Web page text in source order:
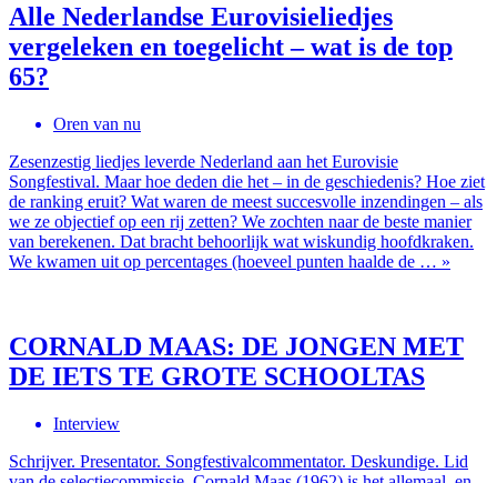
Alle Nederlandse Eurovisieliedjes
vergeleken en toegelicht – wat is de top
65?
Oren van nu
Zesenzestig liedjes leverde Nederland aan het Eurovisie
Songfestival. Maar hoe deden die het – in de geschiedenis? Hoe ziet
de ranking eruit? Wat waren de meest succesvolle inzendingen – als
we ze objectief op een rij zetten? We zochten naar de beste manier
van berekenen. Dat bracht behoorlijk wat wiskundig hoofdkraken.
We kwamen uit op percentages (hoeveel punten haalde de … »
CORNALD MAAS: DE JONGEN MET
DE IETS TE GROTE SCHOOLTAS
Interview
Schrijver. Presentator. Songfestivalcommentator. Deskundige. Lid